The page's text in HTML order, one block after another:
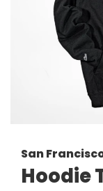
San
Hoodie